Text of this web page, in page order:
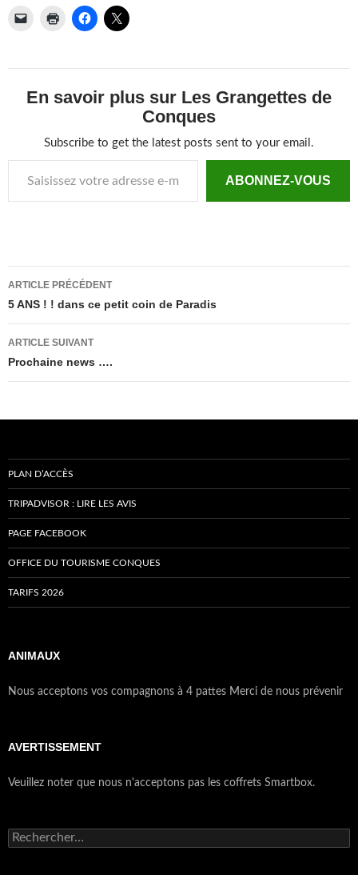
En savoir plus sur Les Grangettes de
Conques
Subscribe to get the latest posts sent to your email.
Saisissez votre adresse e-mail…
ABONNEZ-VOUS
Navigation
des
articles
ARTICLE PRÉCÉDENT
5 ANS ! ! dans ce petit coin de Paradis
ARTICLE SUIVANT
Prochaine news ….
PLAN D’ACCÈS
TRIPADVISOR : LIRE LES AVIS
PAGE FACEBOOK
OFFICE DU TOURISME CONQUES
TARIFS 2026
ANIMAUX
Nous acceptons vos compagnons à 4 pattes Merci de nous prévenir
AVERTISSEMENT
Veuillez noter que nous n'acceptons pas les coffrets Smartbox.
Rechercher :